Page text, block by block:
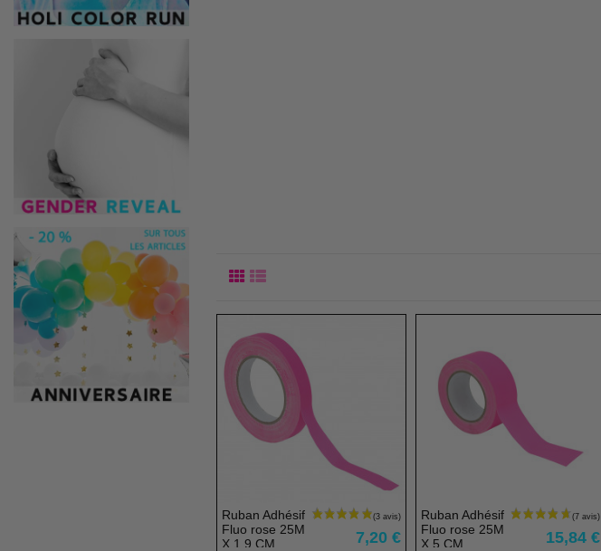
Ruban Adhésif
Fluo rose 25M
X 1,9 CM
7,20 €
Ruban Adhésif
Fluo rose 25M
X 5 CM
15,84 €